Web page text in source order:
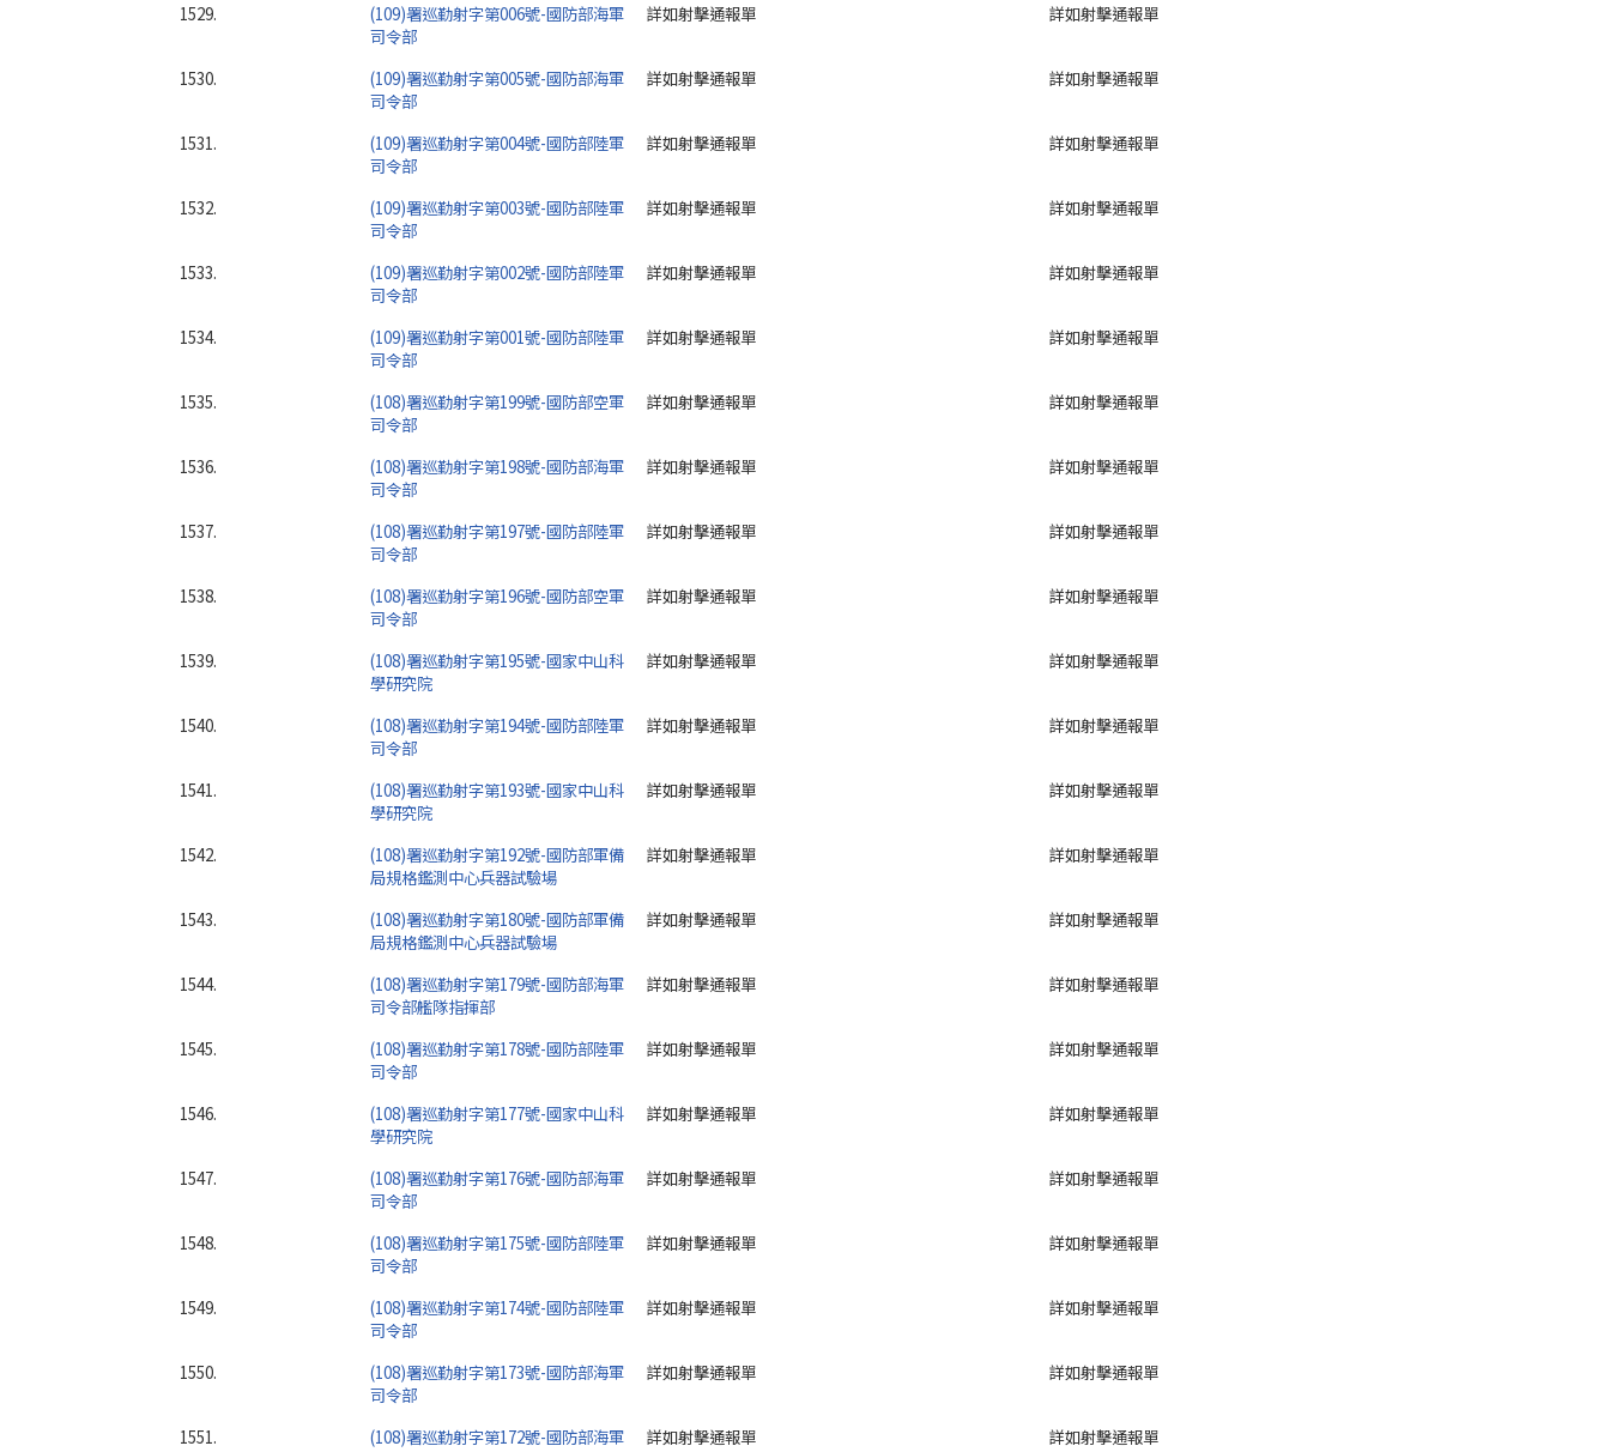
1529.
(109)署巡勤射字第006號-國防部海軍
司令部
詳如射擊通報單 詳如射擊通報單
1530.
(109)署巡勤射字第005號-國防部海軍
司令部
詳如射擊通報單 詳如射擊通報單
1531.
(109)署巡勤射字第004號-國防部陸軍
司令部
詳如射擊通報單 詳如射擊通報單
1532.
(109)署巡勤射字第003號-國防部陸軍
司令部
詳如射擊通報單 詳如射擊通報單
1533.
(109)署巡勤射字第002號-國防部陸軍
司令部
詳如射擊通報單 詳如射擊通報單
1534.
(109)署巡勤射字第001號-國防部陸軍
司令部
詳如射擊通報單 詳如射擊通報單
1535.
(108)署巡勤射字第199號-國防部空軍
司令部
詳如射擊通報單 詳如射擊通報單
1536.
(108)署巡勤射字第198號-國防部海軍
司令部
詳如射擊通報單 詳如射擊通報單
1537.
(108)署巡勤射字第197號-國防部陸軍
司令部
詳如射擊通報單 詳如射擊通報單
1538.
(108)署巡勤射字第196號-國防部空軍
司令部
詳如射擊通報單 詳如射擊通報單
1539.
(108)署巡勤射字第195號-國家中山科
學研究院
詳如射擊通報單 詳如射擊通報單
1540.
(108)署巡勤射字第194號-國防部陸軍
司令部
詳如射擊通報單 詳如射擊通報單
1541.
(108)署巡勤射字第193號-國家中山科
學研究院
詳如射擊通報單 詳如射擊通報單
1542.
(108)署巡勤射字第192號-國防部軍備
局規格鑑測中心兵器試驗場
詳如射擊通報單 詳如射擊通報單
1543.
(108)署巡勤射字第180號-國防部軍備
局規格鑑測中心兵器試驗場
詳如射擊通報單 詳如射擊通報單
1544.
(108)署巡勤射字第179號-國防部海軍
司令部艦隊指揮部
詳如射擊通報單 詳如射擊通報單
1545.
(108)署巡勤射字第178號-國防部陸軍
司令部
詳如射擊通報單 詳如射擊通報單
1546.
(108)署巡勤射字第177號-國家中山科
學研究院
詳如射擊通報單 詳如射擊通報單
1547.
(108)署巡勤射字第176號-國防部海軍
司令部
詳如射擊通報單 詳如射擊通報單
1548.
(108)署巡勤射字第175號-國防部陸軍
司令部
詳如射擊通報單 詳如射擊通報單
1549.
(108)署巡勤射字第174號-國防部陸軍
司令部
詳如射擊通報單 詳如射擊通報單
1550.
(108)署巡勤射字第173號-國防部海軍
司令部
詳如射擊通報單 詳如射擊通報單
1551.
(108)署巡勤射字第172號-國防部海軍
詳如射擊通報單 詳如射擊通報單